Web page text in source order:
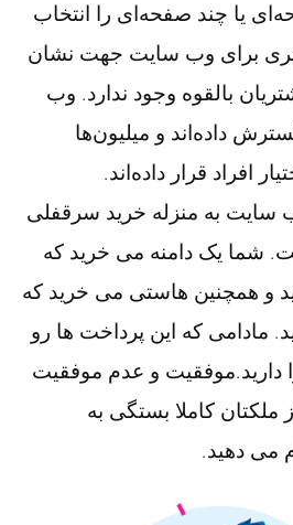
یا چند صفحه‌ای را انتخاب
برای وب سایت جهت نشان
بالقوه وجود ندارد. وب
داده‌اند و میلیون‌ها
افراد قرار داده‌اند.
سایت به منزله خرید سرقفلی
شما یک دامنه می خرید که
و همچنین هاستی می خرید که
مادامی که این پرداخت ها رو
دارید.موفقیت و عدم موفقیت
ملکتان کاملا بستگی به
می دهید.